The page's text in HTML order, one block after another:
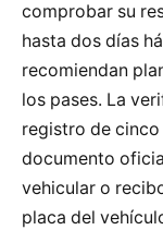
comprobar su
hasta dos días
recomiendan
los pases. La
registro de
documento
vehicular o
placa del